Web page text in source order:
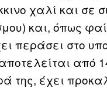
χαλί και σε
και, όπως
περάσει στο
από
της, έχει